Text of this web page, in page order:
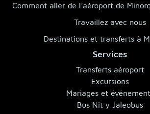
Comment aller de l’aéroport de
Travaillez avec nous
Destinations et transferts à
Services
Transferts aéroport
Excursions
Mariages et
Bus Nit y Jaleobus